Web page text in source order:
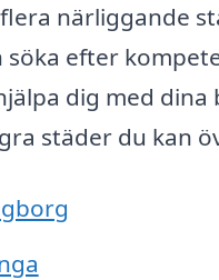
närliggande
söka efter
dig med
städer du kan